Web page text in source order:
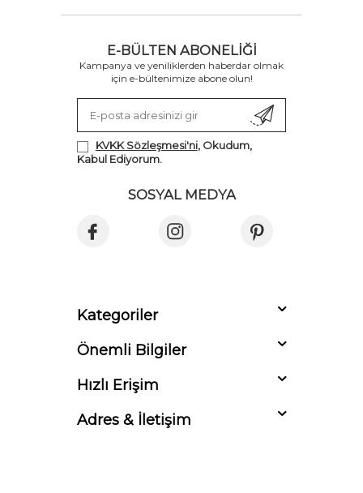
E-BÜLTEN ABONELIĞI
Kampanya ve yeniliklerden haberdar olmak
için e-bültenimize abone olun!
KVKK Sözleşmesi'ni, Okudum,
Kabul Ediyorum.
SOSYAL MEDYA
Kategoriler
Önemli Bilgiler
Hızlı Erişim
Adres & İletişim